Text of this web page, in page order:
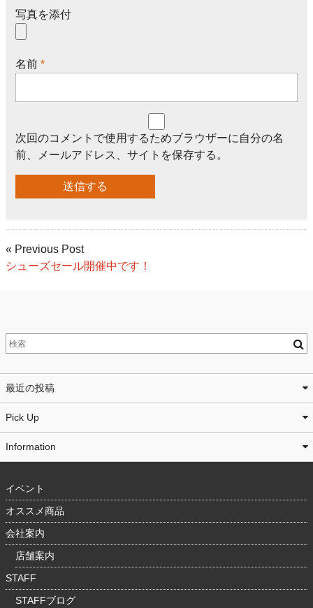
写真を添付
名前 *
次回のコメントで使用するためブラウザーに自分の名
前、メールアドレス、サイトを保存する。
« Previous Post
シューズセール開催中です！
最近の投稿
Pick Up
Information
イベント
オススメ商品
会社案内
店舗案内
STAFF
STAFFブログ